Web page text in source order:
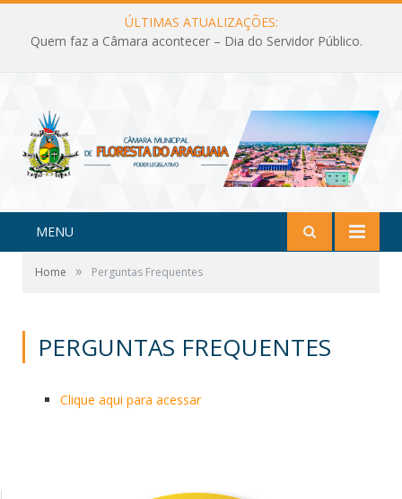
ÚLTIMAS ATUALIZAÇÕES:
Quem faz a Câmara acontecer – Dia do Servidor Público.
MENU
Home » Perguntas Frequentes
PERGUNTAS FREQUENTES
Clique aqui para acessar